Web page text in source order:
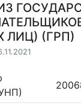
ЛИЦ) (ГРП)